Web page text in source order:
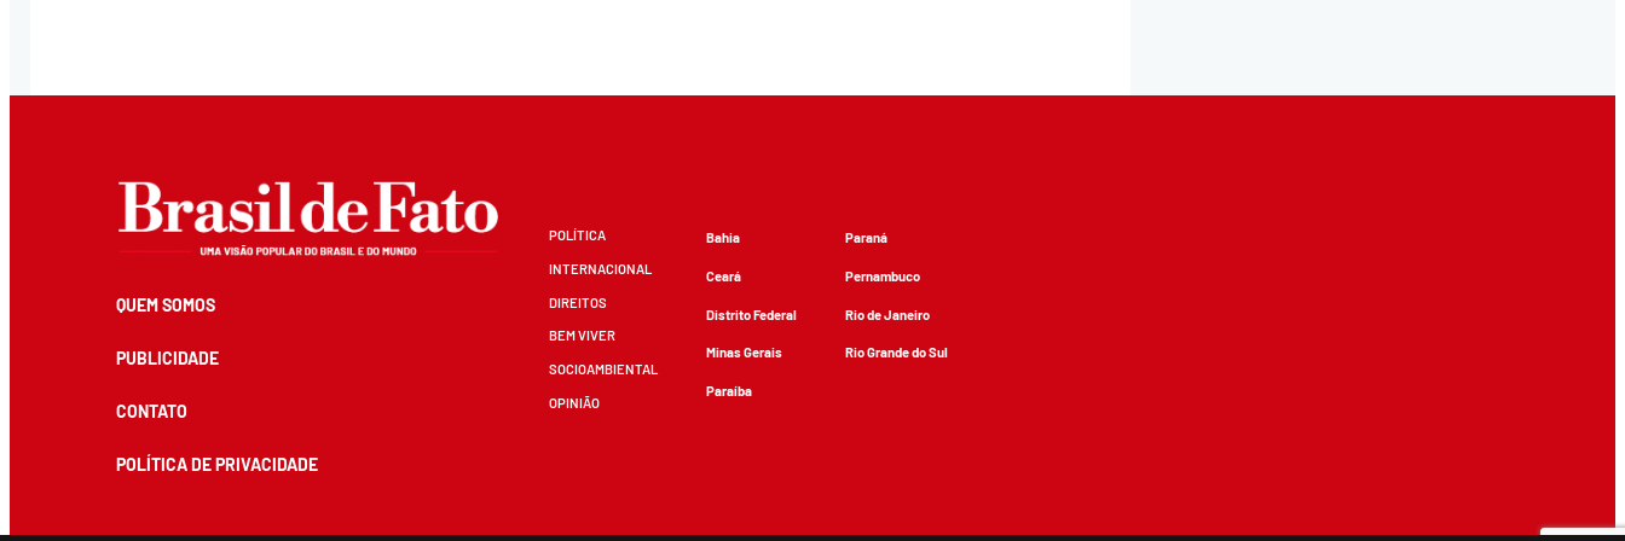
QUEM SOMOS
PUBLICIDADE
CONTATO
POLÍTICA DE PRIVACIDADE
POLÍTICA
INTERNACIONAL
DIREITOS
BEM VIVER
SOCIOAMBIENTAL
OPINIÃO
Bahia
Ceará
Distrito Federal
Minas Gerais
Paraíba
Paraná
Pernambuco
Rio de Janeiro
Rio Grande do Sul